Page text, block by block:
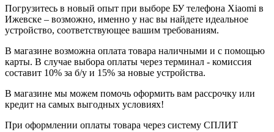
Погрузитесь в новый опыт при выборе БУ телефона Xiaomi в
Ижевске – возможно, именно у нас вы найдете идеальное
устройство, соответствующее вашим требованиям.
В магазине возможна оплата товара наличными и с помощью
карты. В случае выбора оплаты через терминал - комиссия
составит 10% за б/у и 15% за новые устройства.
В магазине мы можем помочь оформить вам рассрочку или
кредит на самых выгодных условиях!
При оформлении оплаты товара через систему СПЛИТ